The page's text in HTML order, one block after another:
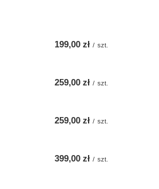
199,00 zł / szt.
259,00 zł / szt.
259,00 zł / szt.
399,00 zł / szt.